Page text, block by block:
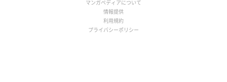
マンガペディアについて
情報提供
利用規約
プライバシーポリシー